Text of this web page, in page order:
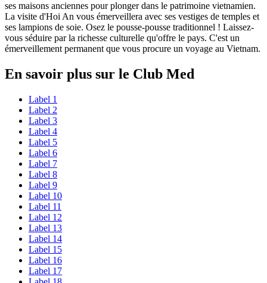
ses maisons anciennes pour plonger dans le patrimoine vietnamien.
La visite d'Hoi An vous émerveillera avec ses vestiges de temples et
ses lampions de soie. Osez le pousse-pousse traditionnel ! Laissez-
vous séduire par la richesse culturelle qu'offre le pays. C'est un
émerveillement permanent que vous procure un voyage au Vietnam.
En savoir plus sur le Club Med
Label 1
Label 2
Label 3
Label 4
Label 5
Label 6
Label 7
Label 8
Label 9
Label 10
Label 11
Label 12
Label 13
Label 14
Label 15
Label 16
Label 17